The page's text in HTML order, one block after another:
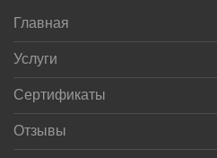
Главная
Услуги
Сертификаты
Отзывы